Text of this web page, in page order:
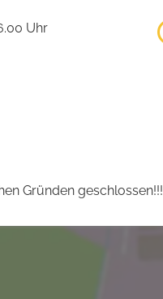
Uhr
Gründen geschlossen!!!